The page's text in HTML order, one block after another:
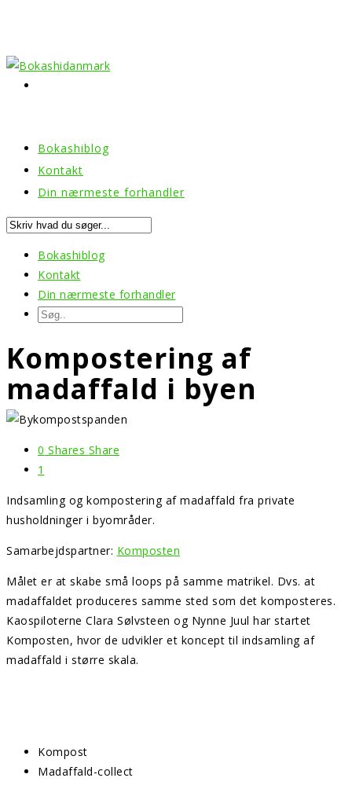
Bokashiblog
Kontakt
Din nærmeste forhandler
Bokashiblog
Kontakt
Din nærmeste forhandler
Kompostering af
madaffald i byen
0 Shares Share
1
Indsamling og kompostering af madaffald fra private
husholdninger i byområder.
Samarbejdspartner: Komposten
Målet er at skabe små loops på samme matrikel. Dvs. at
madaffaldet produceres samme sted som det komposteres.
Kaospiloterne Clara Sølvsteen og Nynne Juul har startet
Komposten, hvor de udvikler et koncept til indsamling af
madaffald i større skala.
Kompost
Madaffald-collect